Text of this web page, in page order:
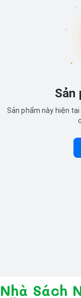
Sản
Sản phẩm này hiện
Nhà Sách